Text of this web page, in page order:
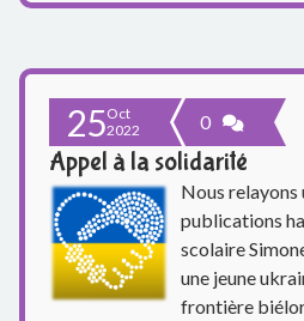
25Oct
2022
0
Appel à la solidarité
Nous relayons
publications
scolaire
une jeune
frontière